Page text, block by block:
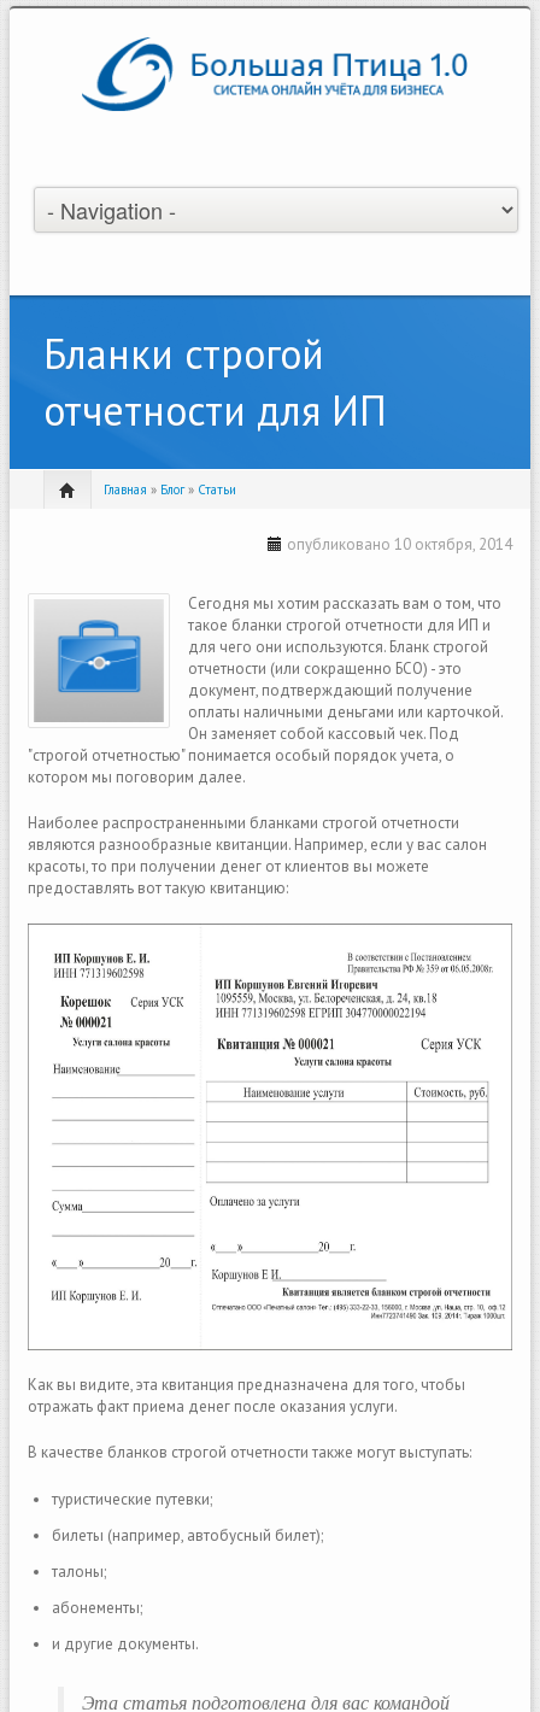
Бланки строгой
отчетности для ИП
Главная » Блог» Статьи
опубликовано 10 октября, 2014
Сегодня мы хотим рассказать вам о том, что
такое бланки строгой отчетности для ИП и
для чего они используются. Бланк строгой
отчетности (или сокращенно БСО) - это
документ, подтверждающий получение
оплаты наличными деньгами или карточкой.
Он заменяет собой кассовый чек. Под
"строгой отчетностью" понимается особый порядок учета, о
котором мы поговорим далее.
Наиболее распространенными бланками строгой отчетности
являются разнообразные квитанции. Например, если у вас салон
красоты, то при получении денег от клиентов вы можете
предоставлять вот такую квитанцию:
Как вы видите, эта квитанция предназначена для того, чтобы
отражать факт приема денег после оказания услуги.
В качестве бланков строгой отчетности также могут выступать:
туристические путевки;
билеты (например, автобусный билет);
талоны;
абонементы;
и другие документы.
Эта статья подготовлена для вас командой